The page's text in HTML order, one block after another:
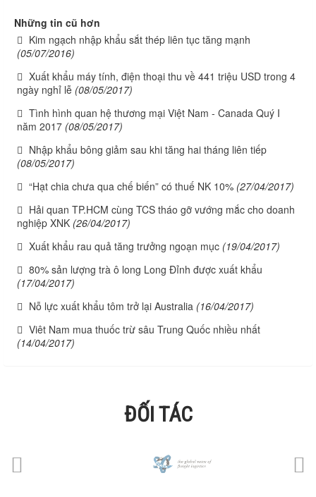
Những tin cũ hơn
Kim ngạch nhập khẩu sắt thép liên tục tăng mạnh
(05/07/2016)
Xuất khẩu máy tính, điện thoại thu về 441 triệu USD trong 4
ngày nghỉ lễ (08/05/2017)
Tình hình quan hệ thương mại Việt Nam - Canada Quý I
năm 2017 (08/05/2017)
Nhập khẩu bông giảm sau khi tăng hai tháng liên tiếp
(08/05/2017)
“Hạt chia chưa qua chế biến” có thuế NK 10% (27/04/2017)
Hải quan TP.HCM cùng TCS tháo gỡ vướng mắc cho doanh
nghiệp XNK (26/04/2017)
Xuất khẩu rau quả tăng trưởng ngoạn mục (19/04/2017)
80% sản lượng trà ô long Long Đỉnh được xuất khẩu
(17/04/2017)
Nỗ lực xuất khẩu tôm trở lại Australia (16/04/2017)
Viêt Nam mua thuốc trừ sâu Trung Quốc nhiều nhất
(14/04/2017)
ĐỐI TÁC